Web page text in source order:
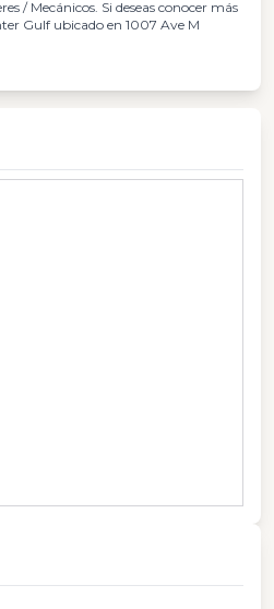
/ Mecánicos. Si deseas conocer más
Gulf ubicado en 1007 Ave M